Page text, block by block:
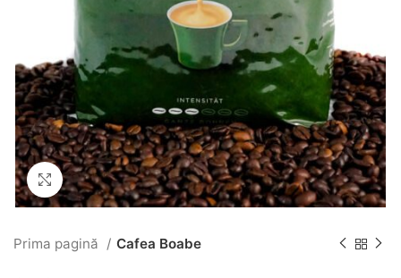
Click to enlarge
Prima pagină Cafea Boabe